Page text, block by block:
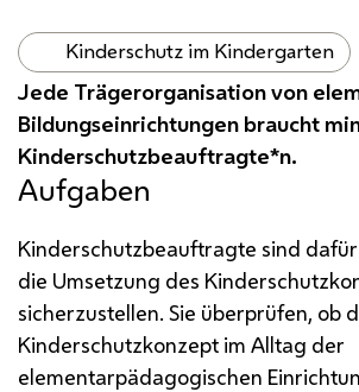
Kinderschutz im Kindergarten
Jede Trägerorganisation von
Bildungseinrichtungen braucht
Kinderschutzbeauftragte*n.
Aufgaben
Kinderschutzbeauftragte sind
die Umsetzung des
sicherzustellen. Sie überprüfen, ob
Kinderschutzkonzept im Alltag der
elementarpädagogischen